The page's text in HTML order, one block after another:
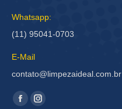
Whatsapp:
(11) 95041-0703
E-Mail
contato@limpezaideal.com.br
Encontre-nos em:
FacebookInstagram